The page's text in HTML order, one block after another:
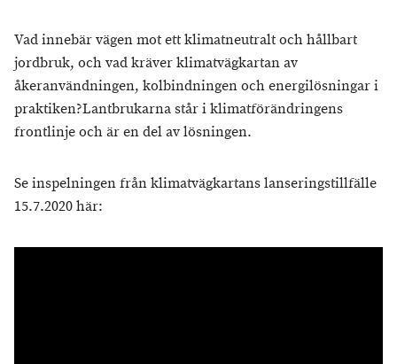
Vad innebär vägen mot ett klimatneutralt och hållbart
jordbruk, och vad kräver klimatvägkartan av
åkeranvändningen, kolbindningen och energilösningar i
praktiken?Lantbrukarna står i klimatförändringens
frontlinje och är en del av lösningen.
Se inspelningen från klimatvägkartans lanseringstillfälle
15.7.2020 här: